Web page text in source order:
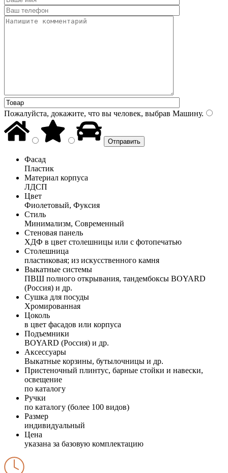
Пожалуйста, докажите, что вы человек, выбрав Машину.
Фасад
Пластик
Материал корпуса
ЛДСП
Цвет
Фиолетовый, Фуксия
Стиль
Минимализм, Современный
Стеновая панель
ХДФ в цвет столешницы или с фотопечатью
Столешница
пластиковая; из искусственного камня
Выкатные системы
ПВШ полного открывания, тандембоксы BOYARD
(Россия) и др.
Сушка для посуды
Хромированная
Цоколь
в цвет фасадов или корпуса
Подъемники
BOYARD (Россия) и др.
Аксессуары
Выкатные корзины, бутылочницы и др.
Пристеночный плинтус, барные стойки и навески,
освещение
по каталогу
Ручки
по каталогу (более 100 видов)
Размер
индивидуальный
Цена
указана за базовую комплектацию